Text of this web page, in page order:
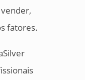
fatores.